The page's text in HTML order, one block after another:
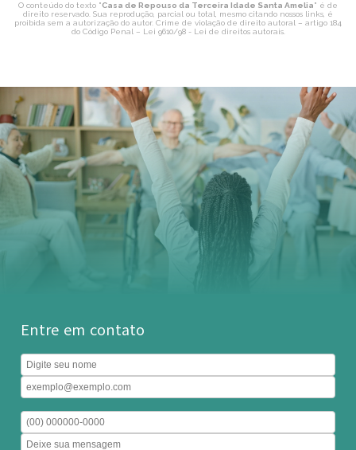
O conteúdo do texto "Casa de Repouso da Terceira Idade Santa Amelia" é de
direito reservado. Sua reprodução, parcial ou total, mesmo citando nossos links, é
proibida sem a autorização do autor. Crime de violação de direito autoral – artigo 184
do Código Penal – Lei 9610/98 - Lei de direitos autorais.
Entre em contato